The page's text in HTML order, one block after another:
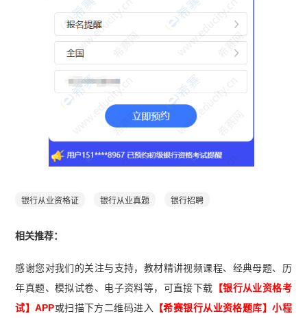
银行从业资格证 银行从业真题 银行招聘
相关推荐：
感谢您对我们的关注与支持，教材精讲视频课程、经典母题、历
年真题、模拟试卷、电子资料等，可直接下载 【银行从业资格考
试】APP或扫描下方二维码进入 【希赛银行从业资格题库】小程